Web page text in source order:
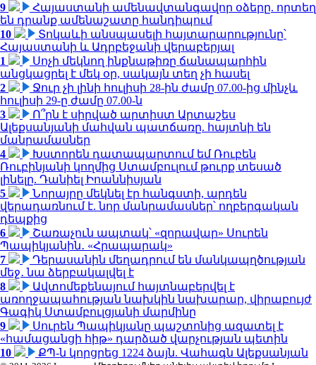
9
Հայաստանի ամենավտանգավոր օձերը. որտեղ
են դրանք ամենաշատը հանդիպում
10
Տոկաևի անսպասելի հայտարարությունը՝
Հայաստանի և Ադրբեջանի վերաբերյալ
1
Սոչի մեկնող ինքնաթիռը ճանապարհին
անցկացրել է մեկ օր, սակայն տեղ չի հասել
2
Ջուր չի լինի հուլիսի 28-ին ժամը 07.00-ից մինչև
հուլիսի 29-ը ժամը 07.00-ն
3
Ո՞րն է սիրված արտիստ Արտաշես
Ալեքսանյանի մահվան պատճառը. հայտնի են
մանրամասներ
4
Խստորեն դատապարտում եմ Ռուբեն
Ռուբինյանի կողմից Ստամբուլում թուրք տեսած
լինելը. Դանիել Իոաննիսյան
5
Նորայրը մեկնել էր հանգստի, արդեն
վերադառնում է. նոր մանրամասներ՝ ողբերգական
դեպքից
6
Շառաչուն ապտակ՝ «զորավար» Սուրեն
Պապիկյանին․ «Հրապարակ»
7
Դերասանին մեղադրում են մանկապղծության
մեջ․ նա ձերբակալվել է
8
Ավտոմեքենայում հայտնաբերվել է
առողջապահության նախկին նախարար, վիրաբույժ
Գագիկ Ստամբուլցյանի մարմինը
9
Սուրեն Պապիկյանը պաշտոնից ազատել է
«համացանցի հիթ» դարձած վարչության պետին
10
ՔՊ-ն կորցրեց 1224 ձայն. Վահագն Ալեքսանյան